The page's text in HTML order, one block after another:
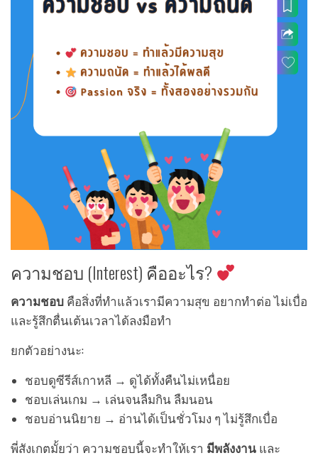
ความชอบ (Interest) คืออะไร?
ความชอบ คือสิ่งที่ทำแล้วเรามีความสุข อยากทำต่อ ไม่เบื่อ
และรู้สึกตื่นเต้นเวลาได้ลงมือทำ
ยกตัวอย่างนะ:
ชอบดูซีรีส์เกาหลี → ดูได้ทั้งคืนไม่เหนื่อย
ชอบเล่นเกม → เล่นจนลืมกิน ลืมนอน
ชอบอ่านนิยาย → อ่านได้เป็นชั่วโมง ๆ ไม่รู้สึกเบื่อ
พี่สังเกตมั้ยว่า ความชอบนี้จะทำให้เรา มีพลังงาน และ